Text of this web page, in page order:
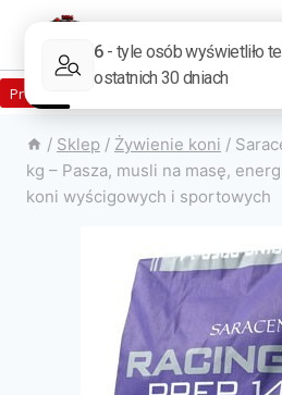
Produkty w sklepie
/ Sklep / Żywienie koni /
kg – Pasza, musli na masę,
koni wyścigowych i sportowych